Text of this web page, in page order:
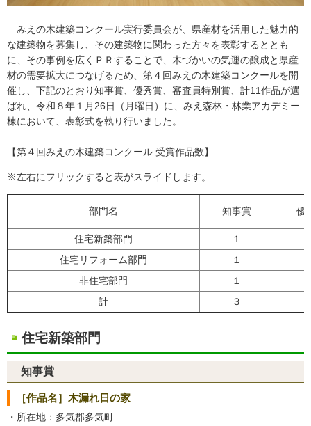
みえの木建築コンクール実行委員会が、県産材を活用した魅力的
な建築物を募集し、その建築物に関わった方々を表彰するととも
に、その事例を広くＰＲすることで、木づかいの気運の醸成と県産
材の需要拡大につなげるため、第４回みえの木建築コンクールを開
催し、下記のとおり知事賞、優秀賞、審査員特別賞、計11作品が選
ばれ、令和８年１月26日（月曜日）に、みえ森林・林業アカデミー
棟において、表彰式を執り行いました。
【第４回みえの木建築コンクール 受賞作品数】
※左右にフリックすると表がスライドします。
部門名 知事賞 優
住宅新築部門 １
住宅リフォーム部門
１
非住宅部門
１
計
３
住宅新築部門
知事賞
［作品名］木漏れ日の家
・所在地：多気郡多気町